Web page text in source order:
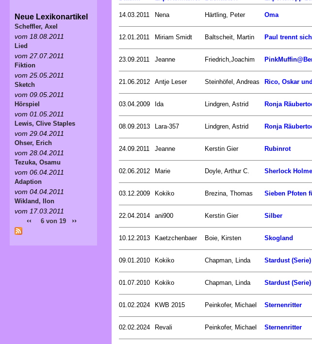
14.03.2011 Nena Härtling, Peter Oma
12.01.2011 Miriam Smidt Baltscheit, Martin Paul trennt sich
23.09.2011 Jeanne Friedrich,Joachim
21.06.2012 Antje Leser Steinhöfel, Andreas Rico, Oskar
03.04.2009 Ida Lindgren, Astrid Ronja
08.09.2013 Lara-357 Lindgren, Astrid Ronja
24.09.2011 Jeanne Kerstin Gier Rubinrot
02.06.2012 Marie Doyle, Arthur C. Sherlock
03.12.2009 Kokiko Brezina, Thomas Sieben Pfoten
22.04.2014 ani900 Kerstin Gier Silber
10.12.2013 Kaetzchenbaer Boie, Kirsten Skogland
09.01.2010 Kokiko Chapman, Linda Stardust
01.07.2010 Kokiko Chapman, Linda Stardust
01.02.2024 KWB 2015 Peinkofer, Michael Sternenritter
02.02.2024 Revali Peinkofer, Michael Sternenritter
Neue Lexikonartikel
Scheffler, Axel
vom 18.08.2011
Lied
vom 27.07.2011
Fiktion
vom 25.05.2011
Sketch
vom 09.05.2011
Hörspiel
vom 01.05.2011
Lewis, Clive Staples
vom 29.04.2011
Ohser, Erich
vom 28.04.2011
Tezuka, Osamu
vom 06.04.2011
Adaption
vom 04.04.2011
Wikland, Ilon
vom 17.03.2011
‹‹ 6 von 19 ››